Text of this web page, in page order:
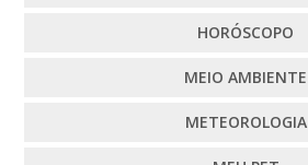
HORÓSCOPO
MEIO AMBIENTE
METEOROLOGIA